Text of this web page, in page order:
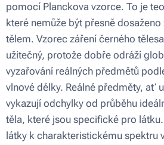
pomocí Planckova vzorce. To je
které nemůže být přesně
tělem. Vzorec záření černého
užitečný, protože dobře odráží
vyzařování reálných předmětů
vlnové délky. Reálné předměty, ať
vykazují odchylky od průběhu
těla, které jsou specifické pro
látky k charakteristickému spektru